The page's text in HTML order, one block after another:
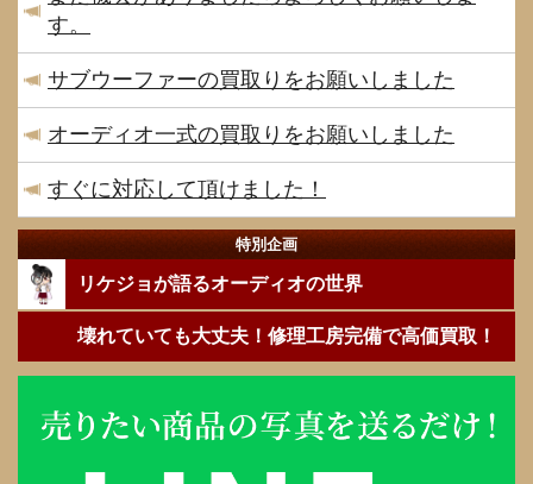
す。
サブウーファーの買取りをお願いしました
オーディオ一式の買取りをお願いしました
すぐに対応して頂けました！
特別企画
リケジョが語るオーディオの世界
壊れていても大丈夫！修理工房完備で高価買取！